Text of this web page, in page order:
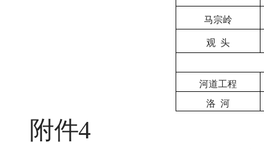
马宗岭
观 头
河道工程
洛 河
附件4